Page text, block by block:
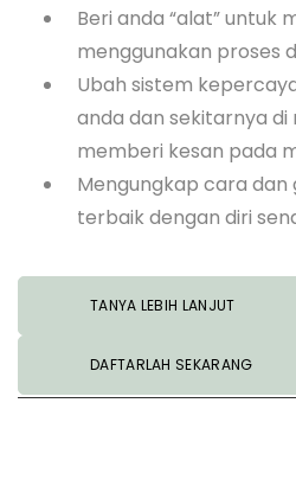
Beri anda “alat” untuk
menggunakan proses
Ubah sistem
anda dan sekitarnya di
memberi kesan pada
Mengungkap cara dan
terbaik dengan diri
TANYA LEBIH LANJUT
DAFTARLAH SEKARANG